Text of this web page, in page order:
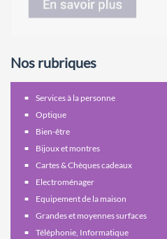
Nos rubriques
Services à la personne
Optique
Bien-être
Bijoux et montres
Cartes & Chèques cadeaux
Electroménager
Equipement de la maison
Grandes et moyennes surfaces
Téléphonie, Informatique